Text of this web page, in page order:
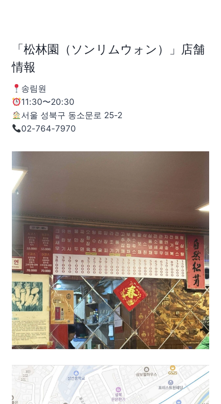
「松林園（ソンリムウォン）」店舗
情報
송림원
11:30〜20:30
서울 성북구 동소문로 25-2
02-764-7970